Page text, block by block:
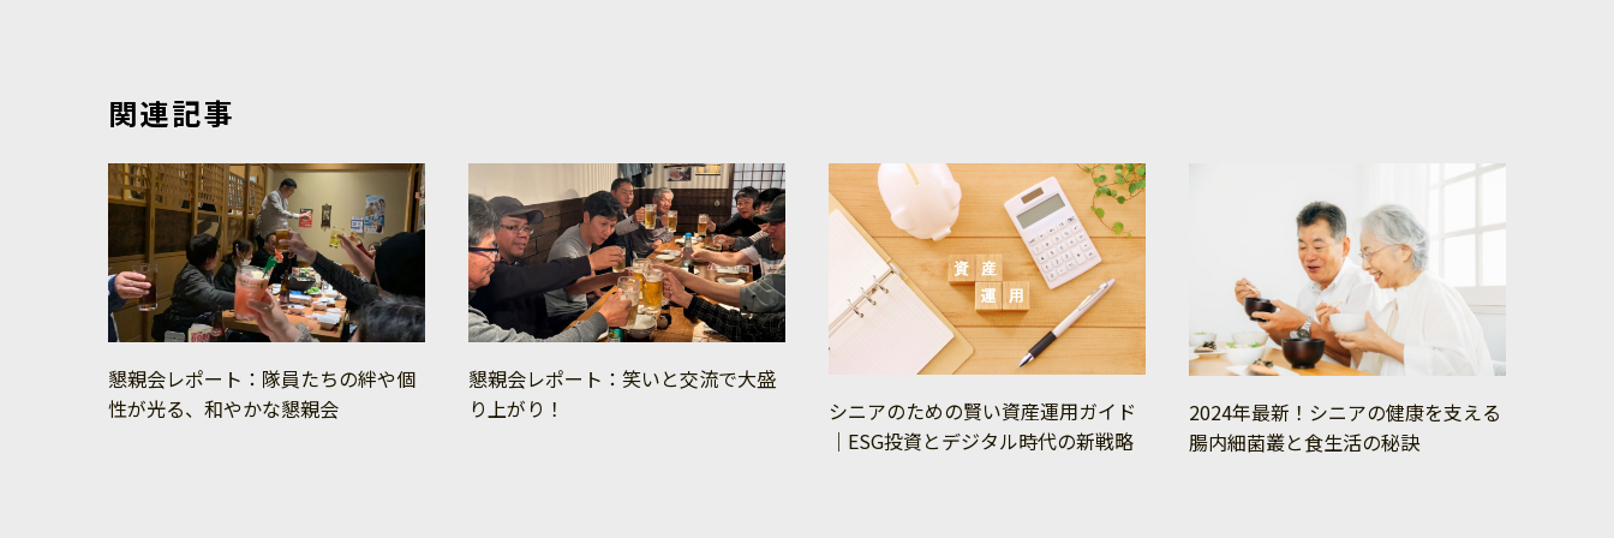
関連記事
懇親会レポート：隊員たちの絆や個
性が光る、和やかな懇親会
懇親会レポート：笑いと交流で大盛
り上がり！
シニアのための賢い資産運用ガイド
｜ESG投資とデジタル時代の新戦略
2024年最新！シニアの健康を支える
腸内細菌叢と食生活の秘訣